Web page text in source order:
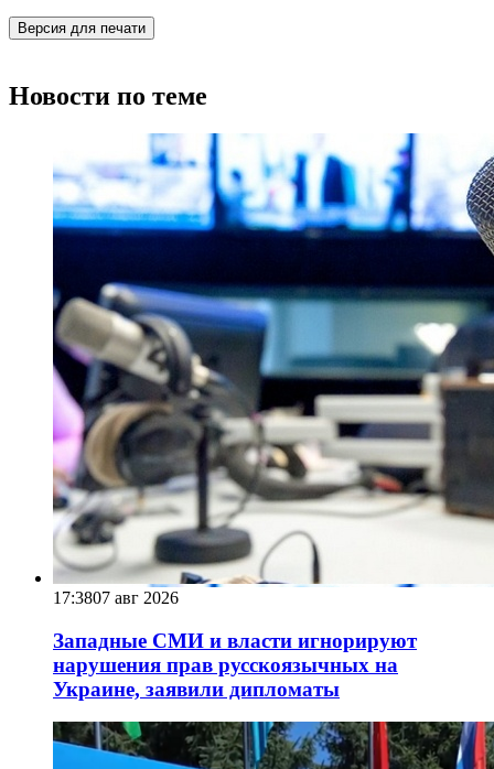
Версия для печати
Новости по теме
17:3807 авг 2026
Западные СМИ и власти игнорируют
нарушения прав русскоязычных на
Украине, заявили дипломаты